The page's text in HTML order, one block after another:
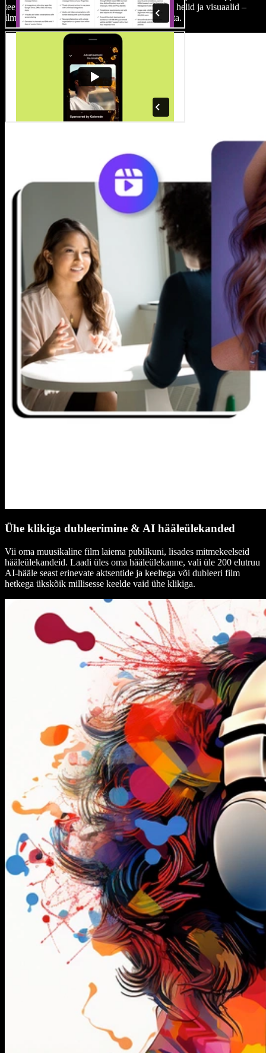
teegile, et sinu loomingut saadaksid ideaalsed helid ja visuaalid –
ilma vesimärkide või autoriõiguste piiranguteta.
Ühe klikiga dubleerimine & AI hääleülekanded
Vii oma muusikaline film laiema publikuni, lisades mitmekeelseid
hääleülekandeid. Laadi üles oma hääleülekanne, vali üle 200 elutruu
AI-hääle seast erinevate aktsentide ja keeltega või dubleeri film
hetkega ükskõik millisesse keelde vaid ühe klikiga.